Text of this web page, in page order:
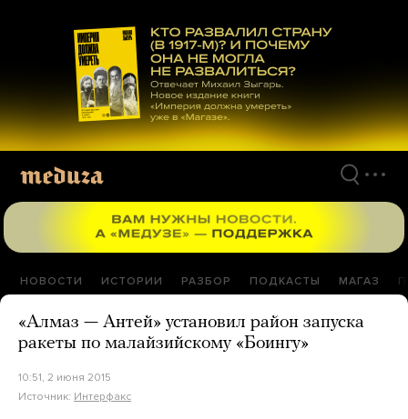
материалам
НОВОСТИ ИСТОРИИ РАЗБОР ПОДКАСТЫ МАГАЗ
«Алмаз — Антей» установил район запуска
ракеты по малайзийскому «Боингу»
10:51, 2 июня 2015
Источник: Интерфакс